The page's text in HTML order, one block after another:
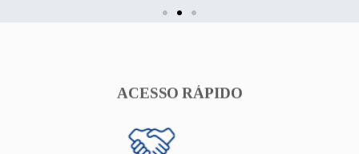
ACESSO RÁPIDO